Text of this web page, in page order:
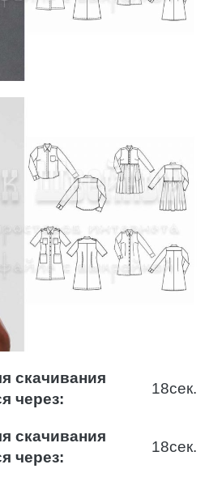
скачивания
через:
17сек.
скачивания
через:
17сек.